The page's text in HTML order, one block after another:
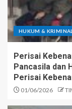
HUKUM & KRIMINAL
Perisai
Pancasila dan
Perisai
01/06/2026